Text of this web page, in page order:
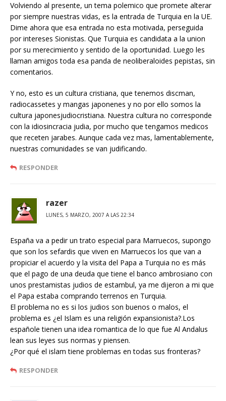
Volviendo al presente, un tema polemico que promete alterar
por siempre nuestras vidas, es la entrada de Turquia en la UE.
Dime ahora que esa entrada no esta motivada, perseguida
por intereses Sionistas. Que Turquia es candidata a la union
por su merecimiento y sentido de la oportunidad. Luego les
llaman amigos toda esa panda de neoliberaloides pepistas, sin
comentarios.
Y no, esto es un cultura cristiana, que tenemos discman,
radiocassetes y mangas japonenes y no por ello somos la
cultura japonesjudiocristiana. Nuestra cultura no corresponde
con la idiosincracia judia, por mucho que tengamos medicos
que receten jarabes. Aunque cada vez mas, lamentablemente,
nuestras comunidades se van judificando.
RESPONDER
razer
LUNES, 5 MARZO, 2007 A LAS 22:34
España va a pedir un trato especial para Marruecos, supongo
que son los sefardis que viven en Marruecos los que van a
propiciar el acuerdo y la visita del Papa a Turquia no es más
que el pago de una deuda que tiene el banco ambrosiano con
unos prestamistas judios de estambul, ya me dijeron a mi que
el Papa estaba comprando terrenos en Turquia.
El problema no es si los judios son buenos o malos, el
problema es ¿el Islam es una religión expansionista?.Los
españole tienen una idea romantica de lo que fue Al Andalus
lean sus leyes sus normas y piensen.
¿Por qué el islam tiene problemas en todas sus fronteras?
RESPONDER